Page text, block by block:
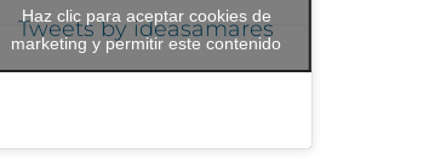
Tweets by ideasamares
Haz clic para aceptar cookies de
marketing y permitir este contenido